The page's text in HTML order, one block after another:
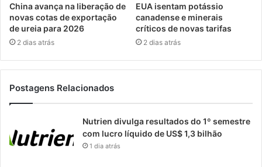
China avança na liberação de
novas cotas de exportação
de ureia para 2026
2 dias atrás
EUA isentam potássio
canadense e minerais
críticos de novas tarifas
2 dias atrás
Postagens Relacionados
Nutrien divulga resultados do 1º semestre
com lucro líquido de US$ 1,3 bilhão
1 dia atrás